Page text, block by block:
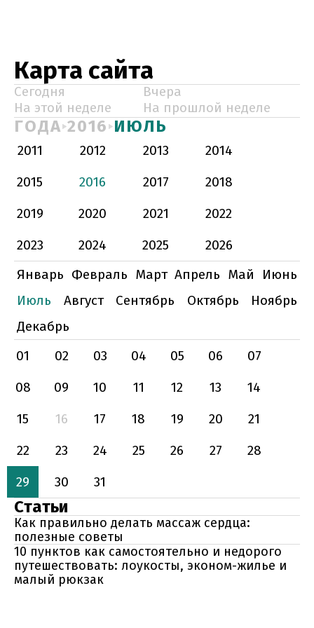
Карта сайта
Сегодня
Вчера
На этой неделе
На прошлой неделе
ГОДА 2016 ИЮЛЬ
2011 2012 2013
2014
2015
2016 2017
2018
2019
2020 2021
2022
2023
2024 2025
2026
Январь Февраль Март Апрель Май
Июнь
Июль
Август Сентябрь Октябрь
Ноябрь
Декабрь
01
02 03 04 05 06
07
08
09 10 11 12 13
14
15
16 17 18 19 20
21
22
23 24 25 26 27
28
29
30 31
Статьи
Как правильно делать массаж сердца:
полезные советы
10 пунктов как самостоятельно и недорого
путешествовать: лоукосты, эконом-жилье и
малый рюкзак